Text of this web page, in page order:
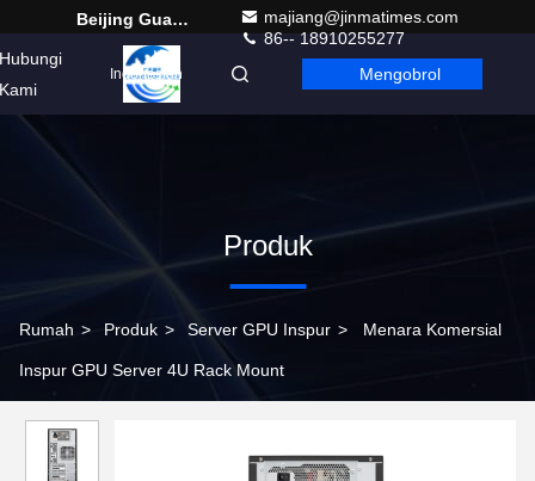
Beijing Guangtian Runze Technology Co., Ltd.
majiang@jinmatimes.com
86-- 18910255277
Hubungi
Kami
Indonesian Mengobrol
Produk
Rumah > Produk > Server GPU Inspur > Menara Komersial
Inspur GPU Server 4U Rack Mount